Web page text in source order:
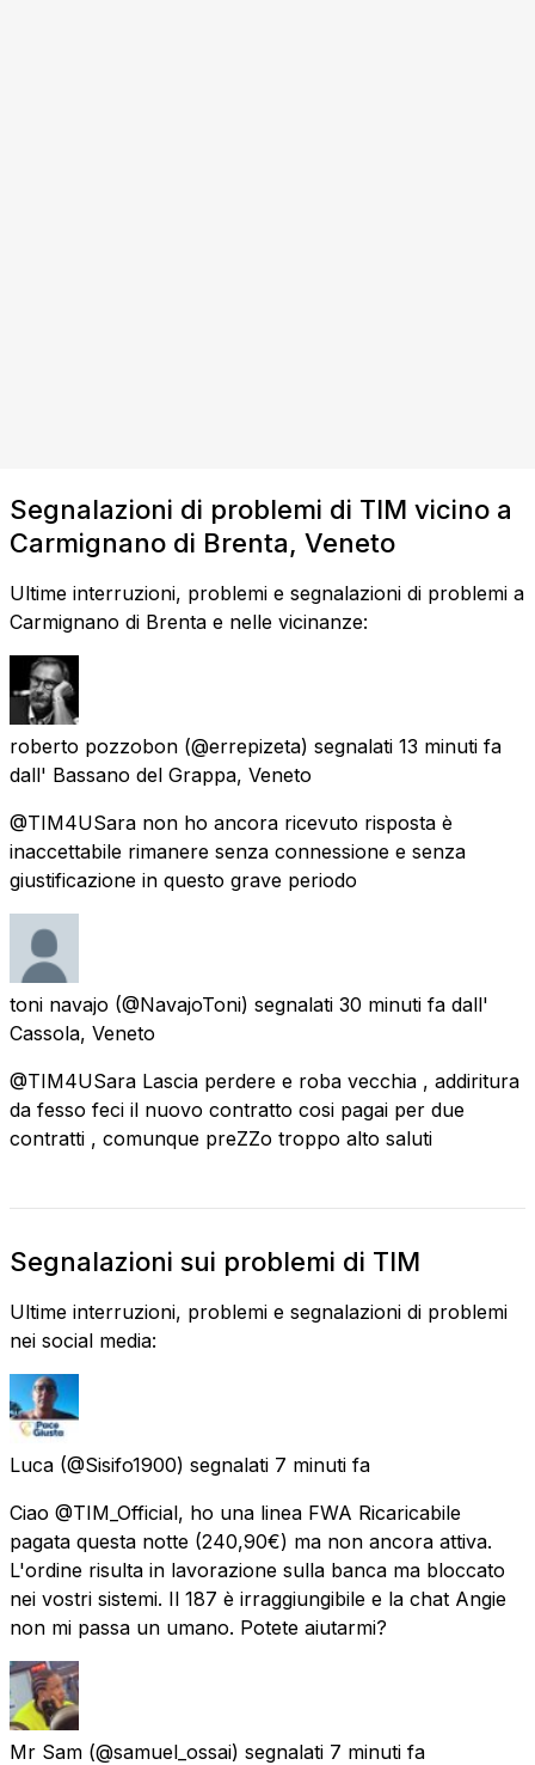
Segnalazioni di problemi di TIM vicino a
Carmignano di Brenta, Veneto
Ultime interruzioni, problemi e segnalazioni di problemi a
Carmignano di Brenta e nelle vicinanze:
roberto pozzobon (@errepizeta) segnalati 13 minuti fa
dall' Bassano del Grappa, Veneto
@TIM4USara non ho ancora ricevuto risposta è
inaccettabile rimanere senza connessione e senza
giustificazione in questo grave periodo
toni navajo (@NavajoToni) segnalati 30 minuti fa dall'
Cassola, Veneto
@TIM4USara Lascia perdere e roba vecchia , addiritura
da fesso feci il nuovo contratto cosi pagai per due
contratti , comunque preZZo troppo alto saluti
Segnalazioni sui problemi di TIM
Ultime interruzioni, problemi e segnalazioni di problemi
nei social media:
Luca (@Sisifo1900) segnalati 7 minuti fa
Ciao @TIM_Official, ho una linea FWA Ricaricabile
pagata questa notte (240,90€) ma non ancora attiva.
L'ordine risulta in lavorazione sulla banca ma bloccato
nei vostri sistemi. Il 187 è irraggiungibile e la chat Angie
non mi passa un umano. Potete aiutarmi?
Mr Sam (@samuel_ossai) segnalati 7 minuti fa